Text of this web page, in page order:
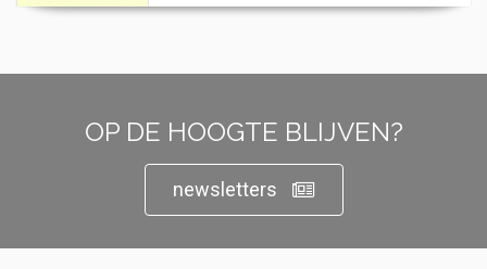
OP DE HOOGTE BLIJVEN?
newsletters